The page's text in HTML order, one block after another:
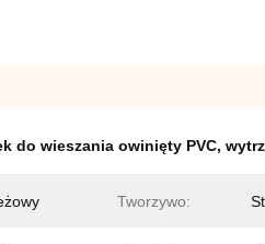
do wieszania owinięty PVC,
Tworzywo: